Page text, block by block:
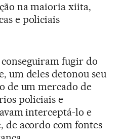
na maioria xiita,
e policiais
conseguiram fugir do
um deles detonou seu
de um mercado de
policiais e
interceptá-lo e
de acordo com fontes